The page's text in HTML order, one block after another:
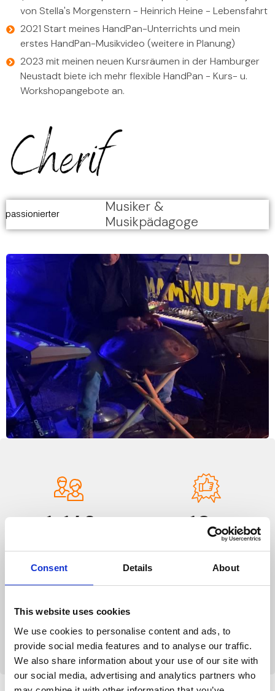
Consent Details About
This website uses cookies
We use cookies to personalise content and ads, to
provide social media features and to analyse our traffic.
We also share information about your use of our site with
our social media, advertising and analytics partners who
von Stella's Morgenstern - Heinrich Heine - Lebensfahrt
2021 Start meines HandPan-Unterrichts und mein
erstes HandPan-Musikvideo (weitere in Planung)
2023 mit meinen neuen Kursräumen in der Hamburger
Neustadt biete ich mehr flexible HandPan - Kurs- u.
Workshopangebote an.
passionierter
Musiker &
Musikpädagoge
1,196 18+
Jahre tätig
1
Expert Teacher